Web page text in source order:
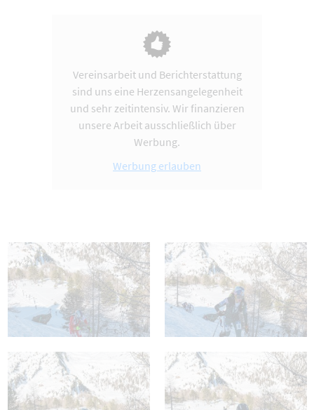
Vereinsarbeit und Berichterstattung
sind uns eine Herzensangelegenheit
und sehr zeitintensiv. Wir finanzieren
unsere Arbeit ausschließlich über
Werbung.
Werbung erlauben